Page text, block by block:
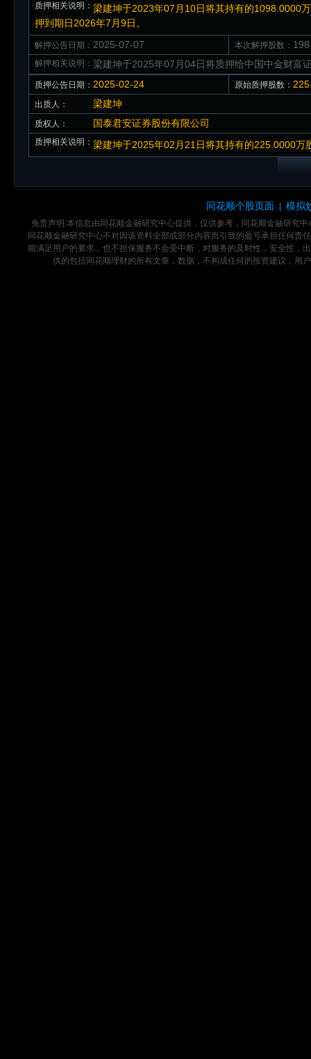
质押相关说明： 梁建坤于2023年07月10日将其持有的1098.0000
押到期日2026年7月9日。
解押公告日期： 2025-07-07 本次解押股数：
解押相关说明： 梁建坤于2025年07月04日将质押给中国中金财富
质押公告日期： 2025-02-24 原始质押股数：
出质人： 梁建坤
质权人： 国泰君安证券股份有限公司
质押相关说明： 梁建坤于2025年02月21日将其持有的225.0000万
同花顺个股页面 模拟
免责声明:本信息由同花顺金融研究中心提供，仅供参考，同花顺金融研究
同花顺金融研究中心不对因该资料全部或部分内容而引致的盈亏承担任何
能满足用户的要求，也不担保服务不会受中断，对服务的及时性，安全性，
供的包括同花顺理财的所有文章，数据，不构成任何的投资建议，用